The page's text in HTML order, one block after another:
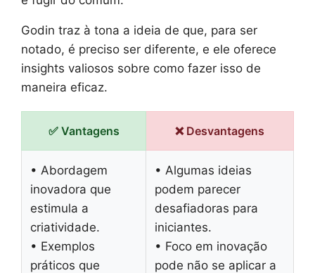
Godin traz à tona a ideia de que, para ser
notado, é preciso ser diferente, e ele oferece
insights valiosos sobre como fazer isso de
maneira eficaz.
✅ Vantagens ❌ Desvantagens
• Abordagem
inovadora que
estimula a
criatividade.
• Exemplos
práticos que
• Algumas ideias
podem parecer
desafiadoras para
iniciantes.
• Foco em inovação
pode não se aplicar a